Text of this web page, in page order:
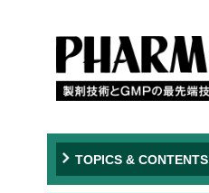
TOPICS & CONTENTS